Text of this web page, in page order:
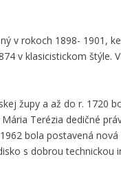
v rokoch 1898- 1901,
v klasicistickom štýle.
župy a až do r. 1720
Terézia dedičné
bola postavená
s dobrou